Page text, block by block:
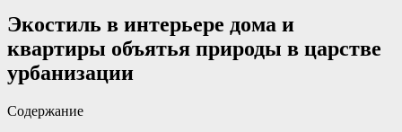
Экостиль в интерьере дома и
квартиры объятья природы в царстве
урбанизации
Содержание